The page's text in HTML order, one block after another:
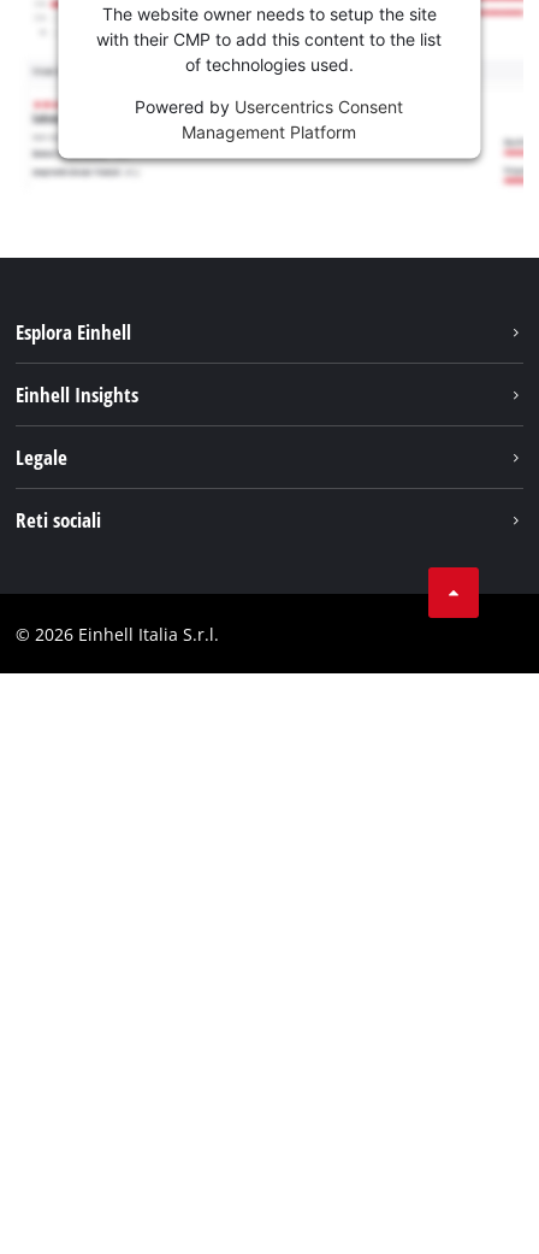
The website owner needs to setup the site
with their CMP to add this content to the list
of technologies used.
Powered by Usercentrics Consent
Management Platform
Esplora Einhell
Chi siamo
Einhell Insights
Einhell prodotti
Legale
Comformità
Reti sociali
Linkedin
© 2026 Einhell Italia S.r.l.